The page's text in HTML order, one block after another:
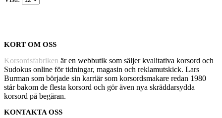
KORT OM OSS
Korsordsfabriken är en webbutik som säljer kvalitativa korsord och
Sudokus online för tidningar, magasin och reklamutskick. Lars
Burman som började sin karriär som korsordsmakare redan 1980
står bakom de flesta korsord och gör även nya skräddarsydda
korsord på begäran.
KONTAKTA OSS